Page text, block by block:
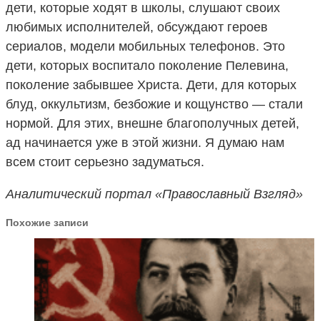
дети, которые ходят в школы, слушают своих
любимых исполнителей, обсуждают героев
сериалов, модели мобильных телефонов. Это
дети, которых воспитало поколение Пелевина,
поколение забывшее Христа. Дети, для которых
блуд, оккультизм, безбожие и кощунство — стали
нормой. Для этих, внешне благополучных детей,
ад начинается уже в этой жизни. Я думаю нам
всем стоит серьезно задуматься.
Аналитический портал «Православный Взгляд»
Похожие записи